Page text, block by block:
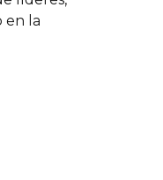
reuniendo a